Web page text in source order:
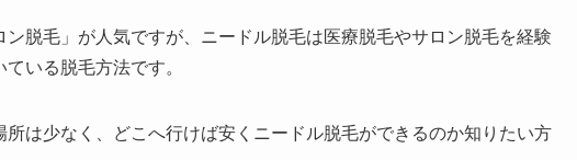
脱毛」が人気ですが、ニードル脱毛は医療脱毛やサロン脱毛を経験
いる脱毛方法です。
所は少なく、どこへ行けば安くニードル脱毛ができるのか知りたい方